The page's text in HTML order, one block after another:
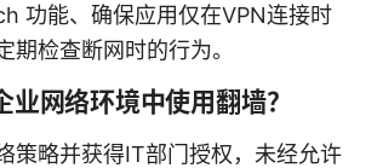
功能、确保应用仅在VPN连接时
期检查断网时的行为。
业网络环境中使用翻墙？
策略并获得IT部门授权，未经允许